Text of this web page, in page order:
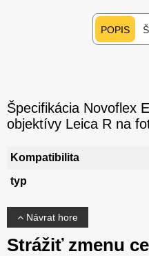
POPIS
Špecifikácia Novoflex
objektívy Leica R na
Kompatibilita
typ
Návrat hore
Strážiť zmenu